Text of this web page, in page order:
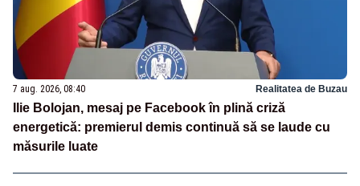
7 aug. 2026, 08:40 Realitatea de Buzau
Ilie Bolojan, mesaj pe Facebook în plină criză
energetică: premierul demis continuă să se laude cu
măsurile luate